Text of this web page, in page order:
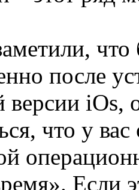
что
после
iOs,
что у
Если